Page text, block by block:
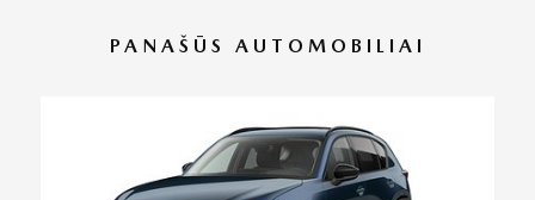
PANAŠŪS AUTOMOBILIAI